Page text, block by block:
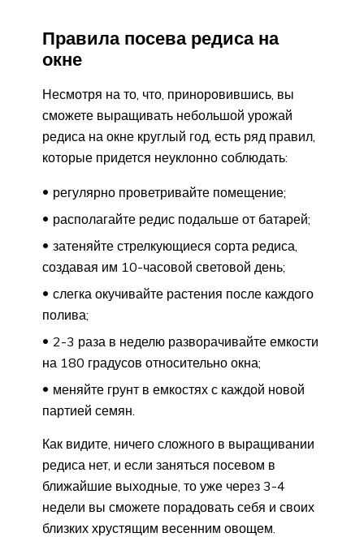
Правила посева редиса на
окне
Несмотря на то, что, приноровившись, вы
сможете выращивать небольшой урожай
редиса на окне круглый год, есть ряд правил,
которые придется неуклонно соблюдать:
регулярно проветривайте помещение;
располагайте редис подальше от батарей;
затеняйте стрелкующиеся сорта редиса,
создавая им 10-часовой световой день;
слегка окучивайте растения после каждого
полива;
2-3 раза в неделю разворачивайте емкости
на 180 градусов относительно окна;
меняйте грунт в емкостях с каждой новой
партией семян.
Как видите, ничего сложного в выращивании
редиса нет, и если заняться посевом в
ближайшие выходные, то уже через 3-4
недели вы сможете порадовать себя и своих
близких хрустящим весенним овощем.